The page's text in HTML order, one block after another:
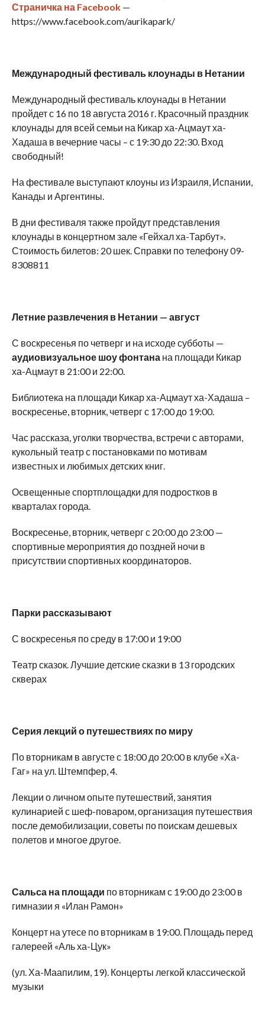
Страничка на Facebook—
https://www.facebook.com/aurikapark/
Международный фестиваль клоунады в Нетании
Международный фестиваль клоунады в Нетании
пройдет с 16 по 18 августа 2016 г. Красочный праздник
клоунады для всей семьи на Кикар ха-Ацмаут ха-
Хадаша в вечерние часы – с 19:30 до 22:30. Вход
свободный!
На фестивале выступают клоуны из Израиля, Испании,
Канады и Аргентины.
В дни фестиваля также пройдут представления
клоунады в концертном зале «Гейхал ха-Тарбут».
Стоимость билетов: 20 шек. Справки по телефону 09-
8308811
Летние развлечения в Нетании — август
С воскресенья по четверг и на исходе субботы —
аудиовизуальное шоу фонтана на площади Кикар
ха-Ацмаут в 21:00 и 22:00.
Библиотека на площади Кикар ха-Ацмаут ха-Хадаша –
воскресенье, вторник, четверг с 17:00 до 19:00.
Час рассказа, уголки творчества, встречи с авторами,
кукольный театр с постановками по мотивам
известных и любимых детских книг.
Освещенные спортплощадки для подростков в
кварталах города.
Воскресенье, вторник, четверг с 20:00 до 23:00 —
спортивные мероприятия до поздней ночи в
присутствии спортивных координаторов.
Парки рассказывают
С воскресенья по среду в 17:00 и 19:00
Театр сказок. Лучшие детские сказки в 13 городских
скверах
Серия лекций о путешествиях по миру
По вторникам в августе с 18:00 до 20:00 в клубе «Ха-
Гаг» на ул. Штемпфер, 4.
Лекции о личном опыте путешествий, занятия
кулинарией с шеф-поваром, организация путешествия
после демобилизации, советы по поискам дешевых
полетов и многое другое.
Сальса на площади по вторникам с 19:00 до 23:00 в
гимназии я «Илан Рамон»
Концерт на утесе по вторникам в 19:00. Площадь перед
галереей «Аль ха-Цук»
(ул. Ха-Маапилим, 19). Концерты легкой классической
музыки